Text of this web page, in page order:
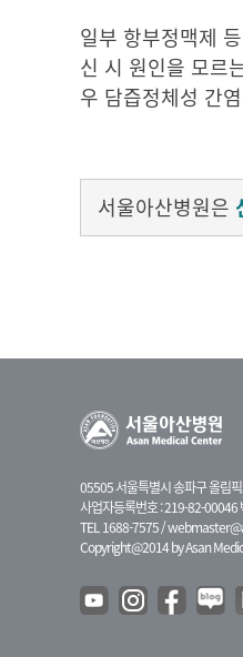
일부 항부정맥제
신 시 원인을 모르
우 담즙정체성 간
서울아산병원은
05505 서울특별시 송파구 올림
사업자등록번호 : 219-82-00046
TEL 1688-7575 /
Copyright@2014 by Asan